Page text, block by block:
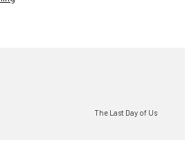
The Last Day of Us